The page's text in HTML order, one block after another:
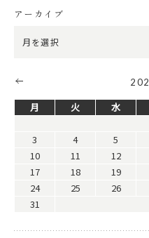
アーカイブ
月 火 水
3
4 5
10
11 12
17
18 19
24
25 26
31